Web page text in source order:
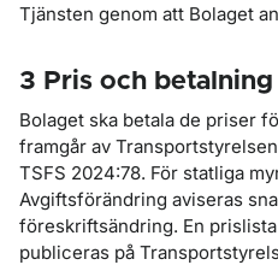
Tjänsten genom att Bolaget
3 Pris och betalning
Bolaget ska betala de priser
framgår av
TSFS 2024:78. För statliga
Avgiftsförändring aviseras
föreskriftsändring. En
publiceras på